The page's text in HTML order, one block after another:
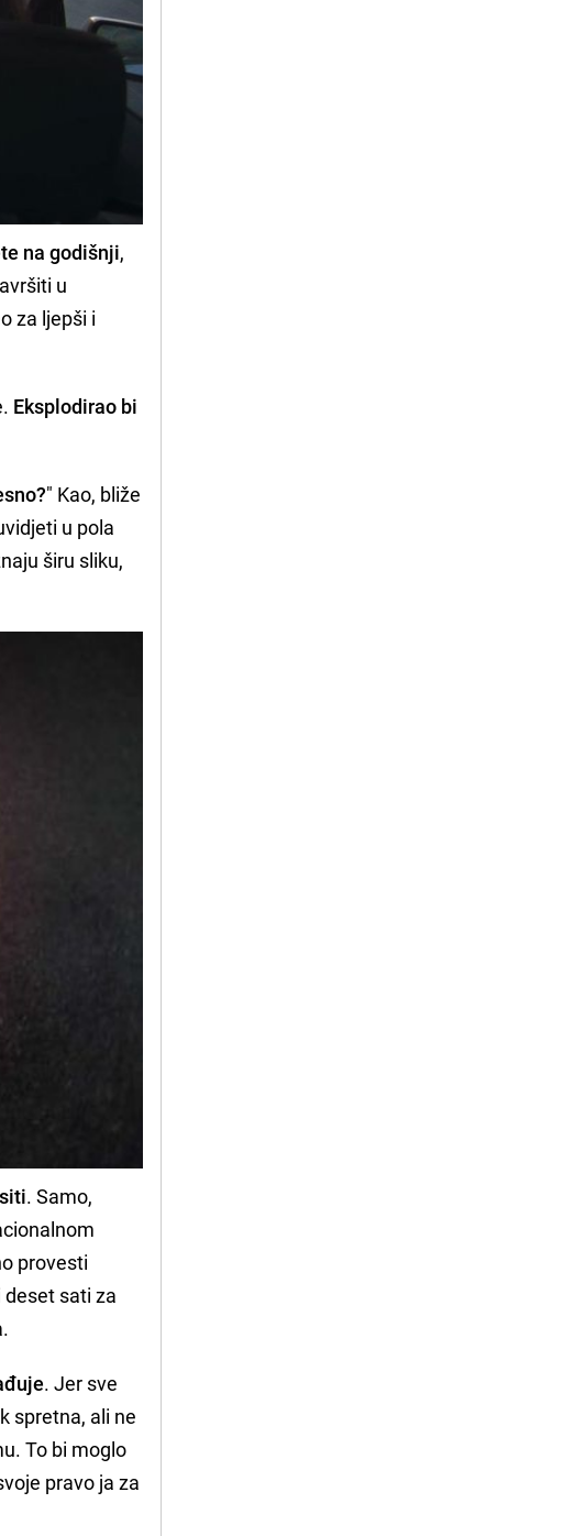
na godišnji,
u
za ljepši i
Eksplodirao bi
" Kao, bliže
u pola
širu sliku,
. Samo,
provesti
sati za
. Jer sve
spretna, ali ne
To bi moglo
pravo ja za